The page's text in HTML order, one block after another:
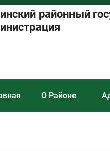
районный
О Районе